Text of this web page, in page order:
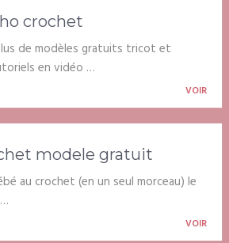
crochet
de modèles gratuits tricot et
en vidéo …
VOIR
modele gratuit
au crochet (en un seul morceau) le
VOIR